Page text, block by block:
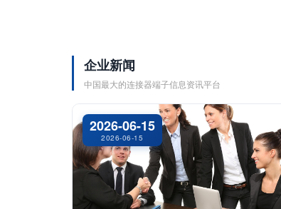
企业新闻
中国最大的连接器端子信息资讯平台
2026-06-15
2026-06-15